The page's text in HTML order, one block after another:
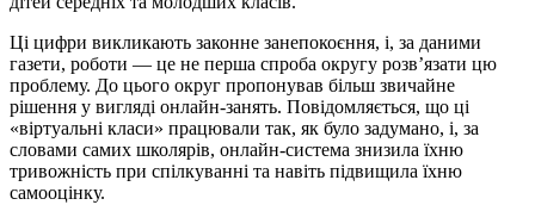
Ці цифри викликають законне занепокоєння, і, за даними
газети, роботи — це не перша спроба округу розв’язати цю
проблему. До цього округ пропонував більш звичайне
рішення у вигляді онлайн-занять. Повідомляється, що ці
«віртуальні класи» працювали так, як було задумано, і, за
словами самих школярів, онлайн-система знизила їхню
тривожність при спілкуванні та навіть підвищила їхню
самооцінку.